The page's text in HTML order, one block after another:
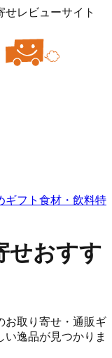
レビューサイト
ギフト 食材・飲料特
せおすす
お取り寄せ・通販ギ
逸品が見つかりま